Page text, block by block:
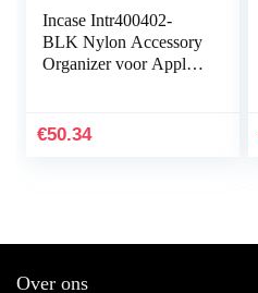
Incase Intr400402-
BLK Nylon Accessory
Organizer voor Apple
zwart [sorteren en…
€50.34
Over ons